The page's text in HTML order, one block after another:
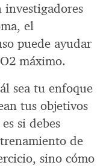
investigadores
el
puede ayudar
máximo.
sea tu enfoque
tus objetivos
si debes
de
sino cómo